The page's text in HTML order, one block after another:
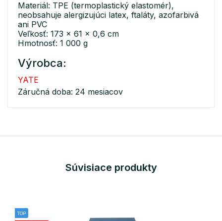
Materiál: TPE (termoplastický elastomér),
neobsahuje alergizujúci latex, ftaláty, azofarbivá
ani PVC
Veľkosť: 173 x 61 x 0,6 cm
Hmotnosť: 1 000 g
Výrobca:
YATE
Záručná doba: 24 mesiacov
Súvisiace produkty
TOP